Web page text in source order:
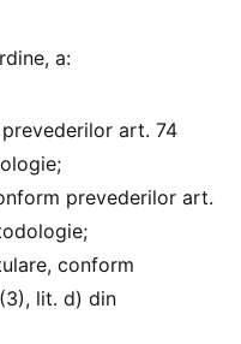
a:
art. 74
prevederilor art.
conform
lit. d) din